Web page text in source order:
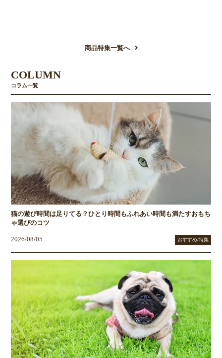
商品特集一覧へ
COLUMN
コラム一覧
猫の遊び時間は足りてる？ひとり時間もふれあい時間も満たすおもち
ゃ選びのコツ
2026/08/05 おすすめ/特集